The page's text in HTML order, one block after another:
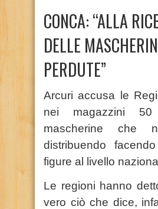
CONCA: “ALLA
DELLE
PERDUTE”
Arcuri accusa le
nei magazzini
mascherine che
distribuendo
figure al livello
Le regioni hanno
vero ciò che dice,